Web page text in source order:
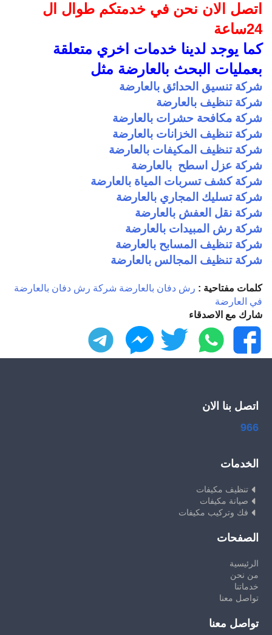
اتصل الان نحن في خدمتكم طوال ال
24ساعة
كما يوجد لدينا خدمات اخري متعلقة
بعمليات البحث بالعارضة مثل
شركة تنسيق الحدائق بالعارضة
شركة تنظيف بالعارضة
شركة مكافحة حشرات بالعارضة
شركة تنظيف الخزانات بالعارضة
شركة تنظيف المكيفات بالعارضة
شركة عزل اسطح بالعارضة
شركة كشف تسربات المياة بالعارضة
شركة تسليك المجاري بالعارضة
شركة نقل العفش بالعارضة
شركة رش المبيدات بالعارضة
شركة تنظيف المسابح بالعارضة
شركة تنظيف المجالس بالعارضة
كلمات مفتاحية : رش دفان بالعارضة شركة رش دفان بالعارضة
في العارضة
شارك مع الاصدقاء
فيسبوك
واتساب تويتر ماسنجر
اتصل بنا الان
966
الخدمات
تنظيف مكيفات
صيانة مكيفات
فك وتركيب مكيفات
الصفحات
الرئيسية
من نحن
خدماتنا
تواصل معنا
تواصل معنا